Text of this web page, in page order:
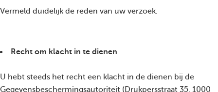
Vermeld duidelijk de reden van uw verzoek.
Recht om klacht in te dienen
U hebt steeds het recht een klacht in de dienen bij de
Gegevensbeschermingsautoriteit (Drukpersstraat 35, 1000